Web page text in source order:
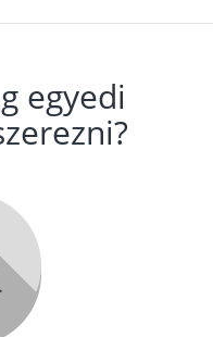
egyedi